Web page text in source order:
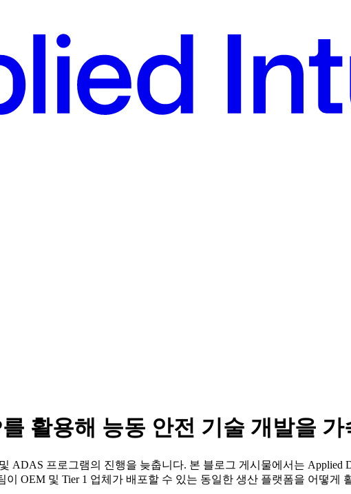
활용해 능동 안전 기술 개발을 가
프로그램의 진행을 늦춥니다. 본 블로그 게시물에서는 Applied
OEM 및 Tier 1 업체가 배포할 수 있는 동일한 생산 플랫폼을 어떻게